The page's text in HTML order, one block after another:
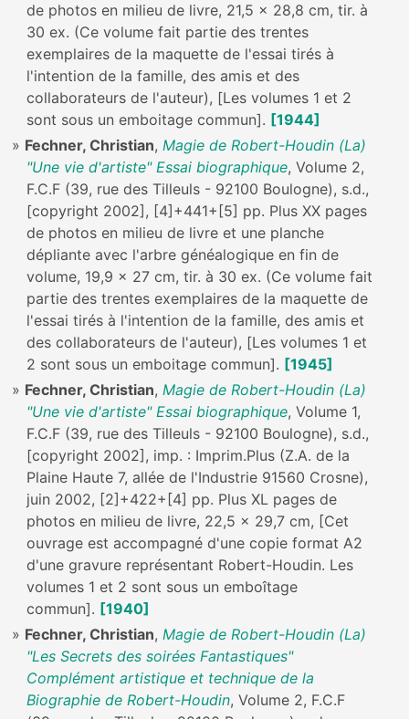
de photos en milieu de livre, 21,5 x 28,8 cm, tir. à
30 ex. (Ce volume fait partie des trentes
exemplaires de la maquette de l'essai tirés à
l'intention de la famille, des amis et des
collaborateurs de l'auteur), [Les volumes 1 et 2
sont sous un emboitage commun]. [1944]
Fechner, Christian, Magie de Robert-Houdin (La)
"Une vie d'artiste" Essai biographique, Volume 2,
F.C.F (39, rue des Tilleuls - 92100 Boulogne), s.d.,
[copyright 2002], [4]+441+[5] pp. Plus XX pages
de photos en milieu de livre et une planche
dépliante avec l'arbre généalogique en fin de
volume, 19,9 x 27 cm, tir. à 30 ex. (Ce volume fait
partie des trentes exemplaires de la maquette de
l'essai tirés à l'intention de la famille, des amis et
des collaborateurs de l'auteur), [Les volumes 1 et
2 sont sous un emboitage commun]. [1945]
Fechner, Christian, Magie de Robert-Houdin (La)
"Une vie d'artiste" Essai biographique, Volume 1,
F.C.F (39, rue des Tilleuls - 92100 Boulogne), s.d.,
[copyright 2002], imp. : Imprim.Plus (Z.A. de la
Plaine Haute 7, allée de l'Industrie 91560 Crosne),
juin 2002, [2]+422+[4] pp. Plus XL pages de
photos en milieu de livre, 22,5 x 29,7 cm, [Cet
ouvrage est accompagné d'une copie format A2
d'une gravure représentant Robert-Houdin. Les
volumes 1 et 2 sont sous un emboîtage
commun]. [1940]
Fechner, Christian, Magie de Robert-Houdin (La)
"Les Secrets des soirées Fantastiques"
Complément artistique et technique de la
Biographie de Robert-Houdin, Volume 2, F.C.F